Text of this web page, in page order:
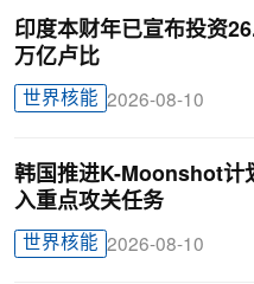
印度本财年已宣布投资
万亿卢比
世界核能 2026-08-10
韩国推进K-Moonshot计
入重点攻关任务
世界核能 2026-08-10